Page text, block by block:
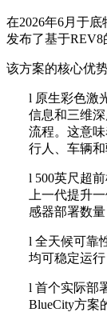
在2026年6月于底
发布了基于REV8
该方案的核心优
l 原生彩色激
信息和三维
流程。这意
行人、车辆
l 500英尺超
上一代提升
感器部署数量
l 全天候可靠
均可稳定运
l 首个实际部
BlueCity方案